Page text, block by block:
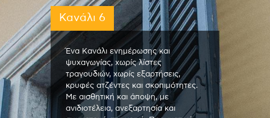
Κανάλι 6
Ένα Κανάλι ενημέρωσης και
ψυχαγωγίας, χωρίς λίστες
τραγουδιών, χωρίς εξαρτήσεις,
κρυφές ατζέντες και σκοπιμότητες.
Με αισθητική και άποψη, με
ανιδιοτέλεια, ανεξαρτησία και